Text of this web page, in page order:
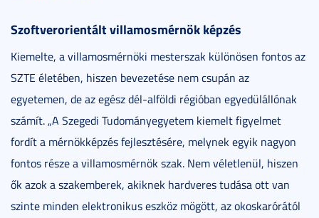
Szoftverorientált villamosmérnök képzés
Kiemelte, a villamosmérnöki mesterszak különösen fontos az
SZTE életében, hiszen bevezetése nem csupán az
egyetemen, de az egész dél-alföldi régióban egyedülállónak
számít. „A Szegedi Tudományegyetem kiemelt figyelmet
fordít a mérnökképzés fejlesztésére, melynek egyik nagyon
fontos része a villamosmérnök szak. Nem véletlenül, hiszen
ők azok a szakemberek, akiknek hardveres tudása ott van
szinte minden elektronikus eszköz mögött, az okoskarórától